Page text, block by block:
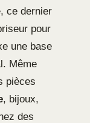
ce dernier
pour
une base
Même
pièces
, bijoux,
des